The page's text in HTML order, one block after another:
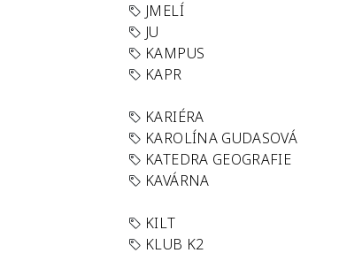
JMELÍ
JU
KAMPUS
KAPR
KARIÉRA
KAROLÍNA GUDASOVÁ
KATEDRA GEOGRAFIE
KAVÁRNA
KILT
KLUB K2